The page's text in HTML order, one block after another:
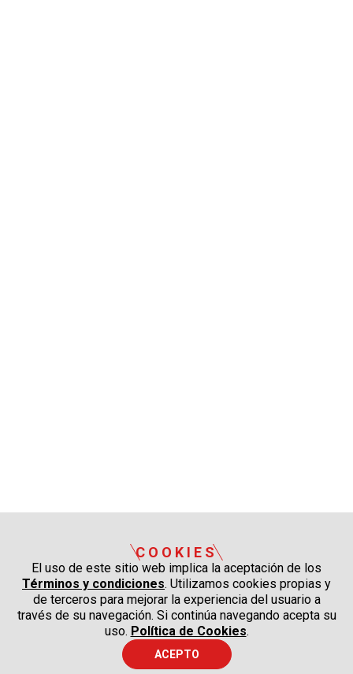
COOKIES
El uso de este sitio web implica la aceptación de los
Términos y condiciones. Utilizamos cookies propias y
de terceros para mejorar la experiencia del usuario a
través de su navegación. Si continúa navegando acepta su
uso. Política de Cookies.
ACEPTO